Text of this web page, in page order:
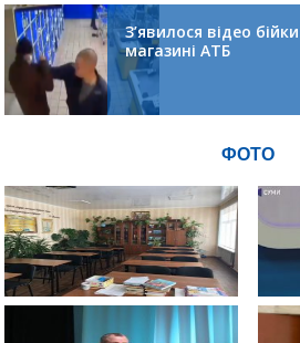
З’явилося відео
магазині АТБ
ФОТО